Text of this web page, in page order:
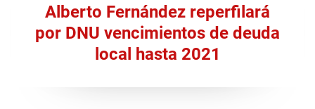
Alberto Fernández reperfilará
por DNU vencimientos de deuda
local hasta 2021